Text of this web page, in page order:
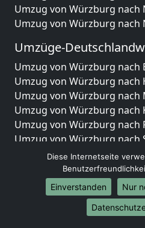
Umzug von Würzburg nach
Umzug von Würzburg nach
Umzüge-
Umzug von Würzburg nach
Umzug von Würzburg nach
Umzug von Würzburg nach
Umzug von Würzburg nach
Umzug von Würzburg nach
Umzug von Würzburg nach
Umzug von Würzburg
Umzug von Würzburg nach
Umzug von Würzburg
Umzug von Würzburg nach
Umzug von Würzburg nach
Diese Internetseite
Einverstanden
Nur